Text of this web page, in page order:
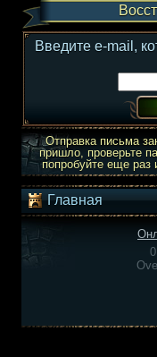
Введите e-mail,
Отправка письма
пришло, проверьте
попробуйте еще раз
Главная